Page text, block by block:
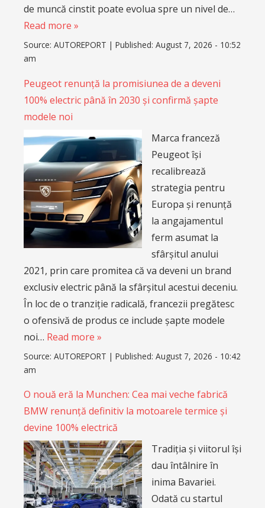
de muncă cinstit poate evolua spre un nivel de…
Read more »
Source: AUTOREPORT | Published: August 7, 2026 - 10:52
am
Peugeot renunță la promisiunea de a deveni
100% electric până în 2030 și confirmă șapte
modele noi
Marca franceză
Peugeot își
recalibrează
strategia pentru
Europa și renunță
la angajamentul
ferm asumat la
sfârșitul anului
2021, prin care promitea că va deveni un brand
exclusiv electric până la sfârșitul acestui deceniu.
În loc de o tranziție radicală, francezii pregătesc
o ofensivă de produs ce include șapte modele
noi… Read more »
Source: AUTOREPORT | Published: August 7, 2026 - 10:42
am
O nouă eră la Munchen: Cea mai veche fabrică
BMW renunță definitiv la motoarele termice și
devine 100% electrică
Tradiția și viitorul își
dau întâlnire în
inima Bavariei.
Odată cu startul